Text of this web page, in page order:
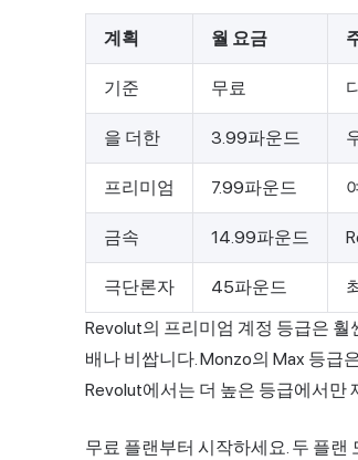
계획 월 요금
기준 무료
을 더한 3.99파운드
프리미엄 7.99파운드
금속 14.99파운드
극단론자 45파운드
Revolut의 프리미엄 계정 등급은
배나 비쌉니다. Monzo의 Max 등급
Revolut에서는 더 높은 등급에서만
무료 플랜부터 시작하세요. 두 플랜